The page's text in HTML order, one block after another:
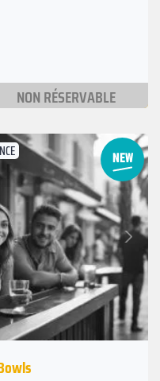
NON RÉSERVABLE
Suivant